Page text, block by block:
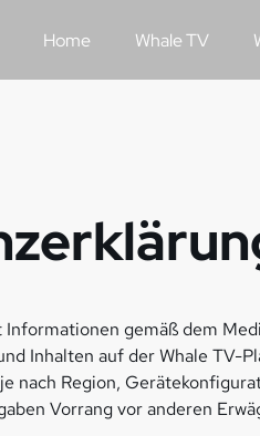
Home Whale TV
gemäß dem
Inhalten auf der Whale TV-
nach Region,
Vorrang vor anderen